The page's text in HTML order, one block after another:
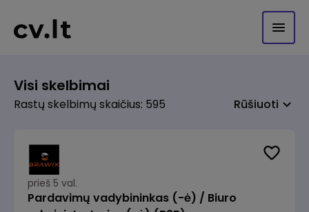
Visi skelbimai
Rastų skelbimų skaičius: 595 Rūšiuoti
prieš 5 val.
Pardavimų vadybininkas (-ė) / Biuro